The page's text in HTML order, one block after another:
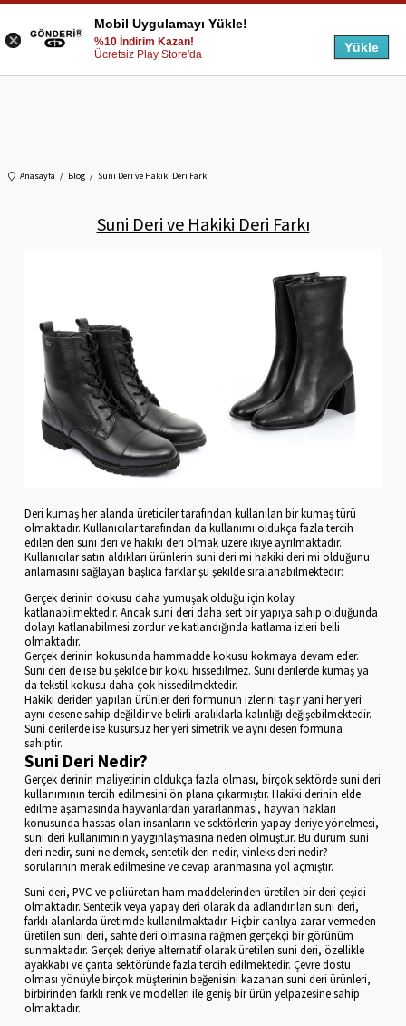
Anasayfa Blog Suni Deri ve Hakiki Deri Farkı
Suni Deri ve Hakiki Deri Farkı
Deri kumaş her alanda üreticiler tarafından kullanılan bir kumaş türü
olmaktadır. Kullanıcılar tarafından da kullanımı oldukça fazla tercih
edilen deri suni deri ve hakiki deri olmak üzere ikiye ayrılmaktadır.
Kullanıcılar satın aldıkları ürünlerin suni deri mi hakiki deri mi olduğunu
anlamasını sağlayan başlıca farklar şu şekilde sıralanabilmektedir:
Gerçek derinin dokusu daha yumuşak olduğu için kolay
katlanabilmektedir. Ancak suni deri daha sert bir yapıya sahip olduğunda
dolayı katlanabilmesi zordur ve katlandığında katlama izleri belli
olmaktadır.
Gerçek derinin kokusunda hammadde kokusu kokmaya devam eder.
Suni deri de ise bu şekilde bir koku hissedilmez. Suni derilerde kumaş ya
da tekstil kokusu daha çok hissedilmektedir.
Hakiki deriden yapılan ürünler deri formunun izlerini taşır yani her yeri
aynı desene sahip değildir ve belirli aralıklarla kalınlığı değişebilmektedir.
Suni derilerde ise kusursuz her yeri simetrik ve aynı desen formuna
sahiptir.
Suni Deri Nedir?
Gerçek derinin maliyetinin oldukça fazla olması, birçok sektörde suni deri
kullanımının tercih edilmesini ön plana çıkarmıştır. Hakiki derinin elde
edilme aşamasında hayvanlardan yararlanması, hayvan hakları
konusunda hassas olan insanların ve sektörlerin yapay deriye yönelmesi,
suni deri kullanımının yaygınlaşmasına neden olmuştur. Bu durum suni
deri nedir, suni ne demek, sentetik deri nedir, vinleks deri nedir?
sorularının merak edilmesine ve cevap aranmasına yol açmıştır.
Suni deri, PVC ve poliüretan ham maddelerinden üretilen bir deri çeşidi
olmaktadır. Sentetik veya yapay deri olarak da adlandırılan suni deri,
farklı alanlarda üretimde kullanılmaktadır. Hiçbir canlıya zarar vermeden
üretilen suni deri, sahte deri olmasına rağmen gerçekçi bir görünüm
sunmaktadır. Gerçek deriye alternatif olarak üretilen suni deri, özellikle
ayakkabı ve çanta sektöründe fazla tercih edilmektedir. Çevre dostu
olması yönüyle birçok müşterinin beğenisini kazanan suni deri ürünleri,
birbirinden farklı renk ve modelleri ile geniş bir ürün yelpazesine sahip
olmaktadır.
Mobil Uygulamayı Yükle!
%10 İndirim Kazan!
Ücretsiz Play Store'da
Yükle